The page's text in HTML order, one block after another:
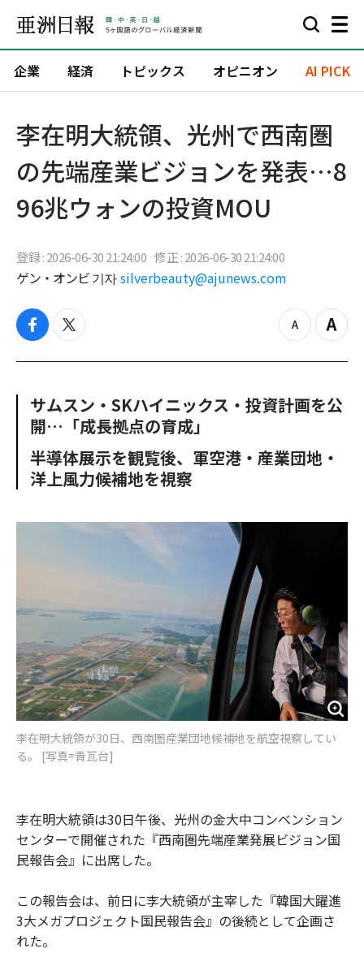
企業 経済 トピックス オピニオン AI PICK
李在明大統領、光州で西南圏
の先端産業ビジョンを発表…8
96兆ウォンの投資MOU
登録 : 2026-06-30 21:24:00 修正 : 2026-06-30 21:24:00
ゲン・オンビ 기자 silverbeauty@ajunews.com
f
c
o
o
k
t
i
e
z
o
u
Z
o
n
サムスン・SKハイニックス・投資計画を公
開…「成長拠点の育成」
半導体展示を観覧後、軍空港・産業団地・
洋上風力候補地を視察
李在明大統領が30日、西南圏産業団地候補地を航空視察してい
る。 [写真=青瓦台]
李在明大統領は30日午後、光州の金大中コンベンション
センターで開催された『西南圏先端産業発展ビジョン国
民報告会』に出席した。
この報告会は、前日に李大統領が主宰した『韓国大躍進
3大メガプロジェクト国民報告会』の後続として企画さ
れた。